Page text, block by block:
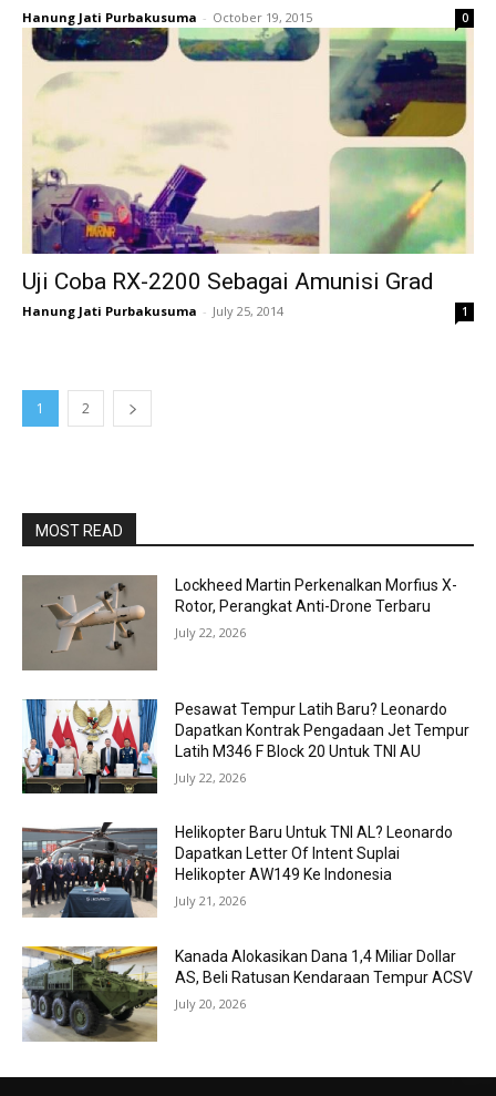
Hanung Jati Purbakusuma - October 19, 2015 0
Uji Coba RX-2200 Sebagai Amunisi Grad
Hanung Jati Purbakusuma - July 25, 2014 1
1 2
MOST READ
Lockheed Martin Perkenalkan Morfius X-
Rotor, Perangkat Anti-Drone Terbaru
July 22, 2026
Pesawat Tempur Latih Baru? Leonardo
Dapatkan Kontrak Pengadaan Jet Tempur
Latih M346 F Block 20 Untuk TNI AU
July 22, 2026
Helikopter Baru Untuk TNI AL? Leonardo
Dapatkan Letter Of Intent Suplai
Helikopter AW149 Ke Indonesia
July 21, 2026
Kanada Alokasikan Dana 1,4 Miliar Dollar
AS, Beli Ratusan Kendaraan Tempur ACSV
July 20, 2026